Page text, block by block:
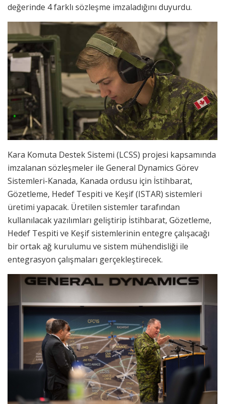
değerinde 4 farklı sözleşme imzaladığını duyurdu.
Kara Komuta Destek Sistemi (LCSS) projesi kapsamında
imzalanan sözleşmeler ile General Dynamics Görev
Sistemleri-Kanada, Kanada ordusu için İstihbarat,
Gözetleme, Hedef Tespiti ve Keşif (ISTAR) sistemleri
üretimi yapacak. Üretilen sistemler tarafından
kullanılacak yazılımları geliştirip İstihbarat, Gözetleme,
Hedef Tespiti ve Keşif sistemlerinin entegre çalışacağı
bir ortak ağ kurulumu ve sistem mühendisliği ile
entegrasyon çalışmaları gerçekleştirecek.